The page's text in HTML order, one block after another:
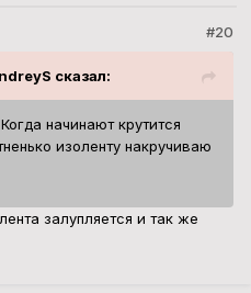
#20
сказал:
начинают крутится
изоленту накручиваю
залупляется и так же